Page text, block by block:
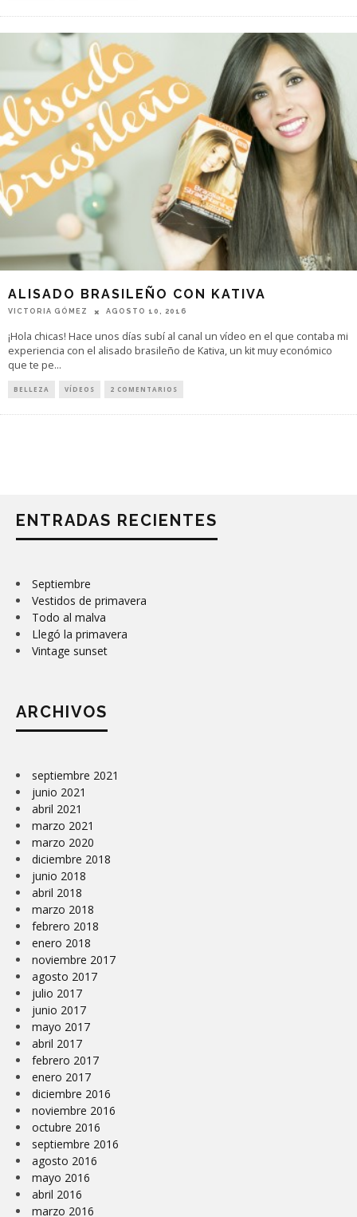
ALISADO BRASILEÑO CON KATIVA
VICTORIA GÓMEZ AGOSTO 10, 2016
¡Hola chicas! Hace unos días subí al canal un vídeo en el que contaba mi
experiencia con el alisado brasileño de Kativa, un kit muy económico
que te pe...
BELLEZA VÍDEOS 2 COMENTARIOS
ENTRADAS RECIENTES
Septiembre
Vestidos de primavera
Todo al malva
Llegó la primavera
Vintage sunset
ARCHIVOS
septiembre 2021
junio 2021
abril 2021
marzo 2021
marzo 2020
diciembre 2018
junio 2018
abril 2018
marzo 2018
febrero 2018
enero 2018
noviembre 2017
agosto 2017
julio 2017
junio 2017
mayo 2017
abril 2017
febrero 2017
enero 2017
diciembre 2016
noviembre 2016
octubre 2016
septiembre 2016
agosto 2016
mayo 2016
abril 2016
marzo 2016